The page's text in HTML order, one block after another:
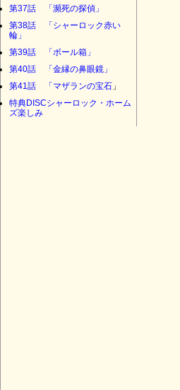
第37話 「瀕死の探偵」
第38話 「シャーロック赤い
輪」
第39話 「ボール箱」
第40話 「金縁の鼻眼鏡」
第41話 「マザランの宝石 」
特典DISCシャーロック・ホーム
ズ楽しみ